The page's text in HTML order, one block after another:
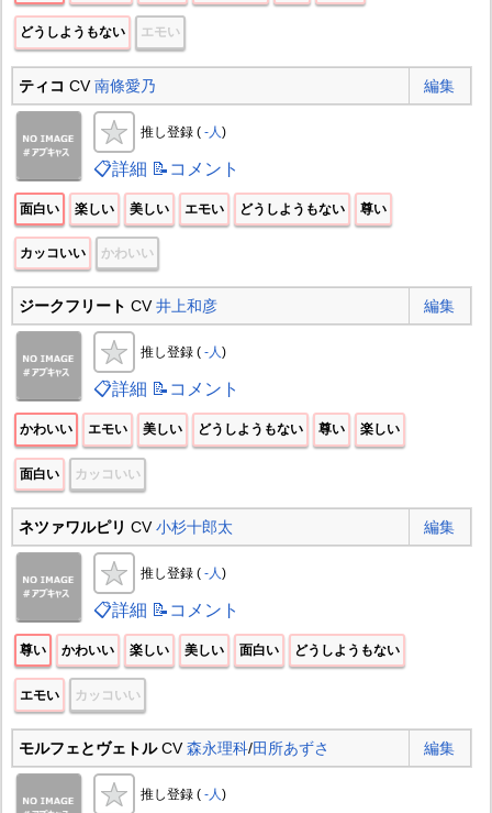
どうしようもない エモい
ティコ CV南條愛乃 編集
推し登録 ( -人 )
📋詳細 📝コメント
面白い 楽しい 美しい エモい どうしようもない 尊い
カッコいい かわいい
ジークフリート CV井上和彦 編集
推し登録 ( -人)
📋詳細 📝コメント
かわいい エモい 美しい どうしようもない 尊い 楽しい
面白い カッコいい
ネツァワルピリ CV小杉十郎太 編集
推し登録 ( -人)
📋詳細 📝コメント
尊い かわいい 楽しい 美しい 面白い どうしようもない
エモい カッコいい
モルフェとヴェトルCV森永理科/田所あずさ 編集
推し登録 ( -人)